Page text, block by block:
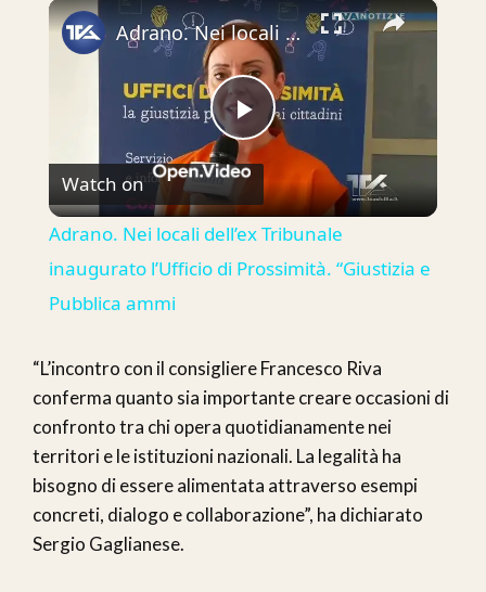
Fullscreen ×
Play
Video
Adrano. Nei locali dell’ex Tribunale inaugurato l’Ufficio di Prossimità. “Giustizia e Pubblica ammi
Watch on
Adrano. Nei locali dell’ex Tribunale
inaugurato l’Ufficio di Prossimità. “Giustizia e
Pubblica ammi
“L’incontro con il consigliere Francesco Riva
conferma quanto sia importante creare occasioni di
confronto tra chi opera quotidianamente nei
territori e le istituzioni nazionali. La legalità ha
bisogno di essere alimentata attraverso esempi
concreti, dialogo e collaborazione”, ha dichiarato
Sergio Gaglianese.